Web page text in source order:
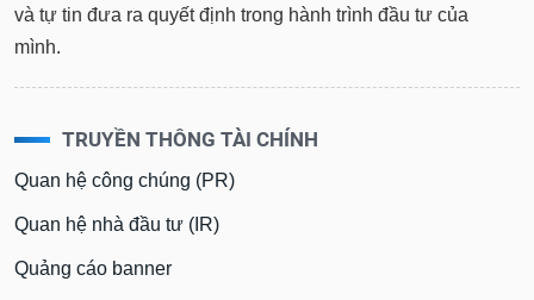
và tự tin đưa ra quyết định trong hành trình đầu tư của
mình.
TRUYỀN THÔNG TÀI CHÍNH
Quan hệ công chúng (PR)
Quan hệ nhà đầu tư (IR)
Quảng cáo banner